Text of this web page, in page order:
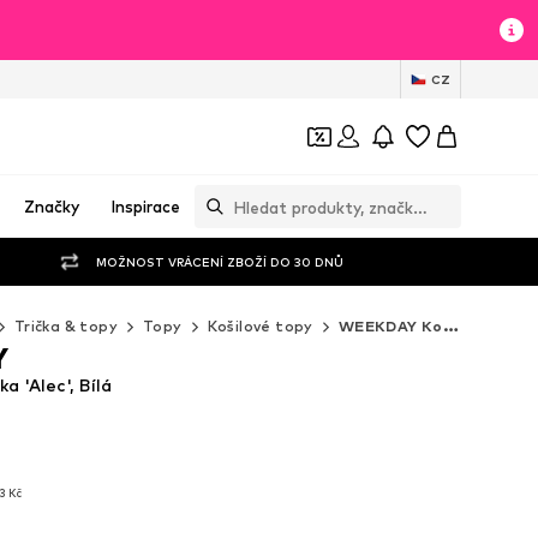
CZ
Značky Inspirace
MOŽNOST VRÁCENÍ ZBOŽÍ DO 30 DNŮ
Trička & topy Topy Košilové topy WEEKDAY Košilové topy
Kč
'Alec', Bílá